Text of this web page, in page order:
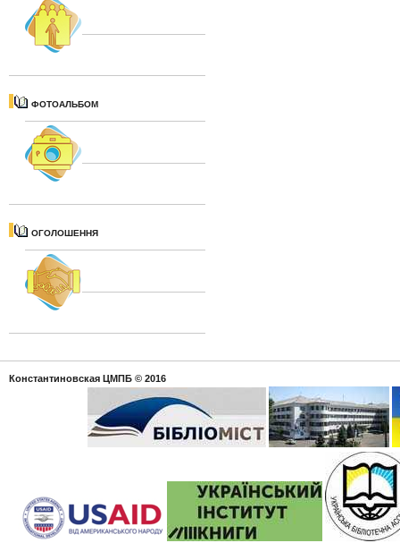
ФОТОАЛЬБОМ
ОГОЛОШЕННЯ
Константиновская ЦМПБ © 2016